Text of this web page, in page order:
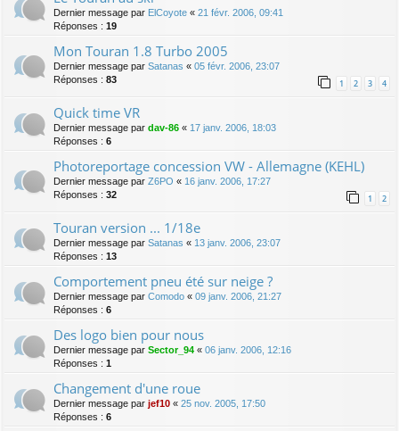
Dernier message par ElCoyote « 21 févr. 2006, 09:41
Réponses : 19
Mon Touran 1.8 Turbo 2005
Dernier message par Satanas « 05 févr. 2006, 23:07
Réponses : 83 1 2 3 4
Quick time VR
Dernier message par dav-86 « 17 janv. 2006, 18:03
Réponses : 6
Photoreportage concession VW - Allemagne (KEHL)
Dernier message par Z6PO « 16 janv. 2006, 17:27
Réponses : 32 1 2
Touran version ... 1/18e
Dernier message par Satanas « 13 janv. 2006, 23:07
Réponses : 13
Comportement pneu été sur neige ?
Dernier message par Comodo « 09 janv. 2006, 21:27
Réponses : 6
Des logo bien pour nous
Dernier message par Sector_94 « 06 janv. 2006, 12:16
Réponses : 1
Changement d'une roue
Dernier message par jef10 « 25 nov. 2005, 17:50
Réponses : 6